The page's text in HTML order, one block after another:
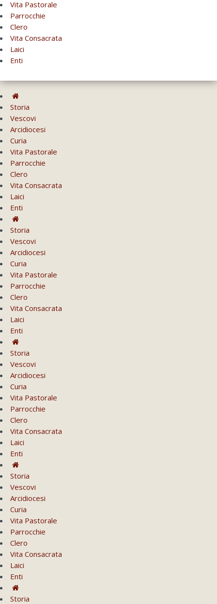
Vita Pastorale
Parrocchie
Clero
Vita Consacrata
Laici
Enti
Storia
Vescovi
Arcidiocesi
Curia
Vita Pastorale
Parrocchie
Clero
Vita Consacrata
Laici
Enti
Storia
Vescovi
Arcidiocesi
Curia
Vita Pastorale
Parrocchie
Clero
Vita Consacrata
Laici
Enti
Storia
Vescovi
Arcidiocesi
Curia
Vita Pastorale
Parrocchie
Clero
Vita Consacrata
Laici
Enti
Storia
Vescovi
Arcidiocesi
Curia
Vita Pastorale
Parrocchie
Clero
Vita Consacrata
Laici
Enti
Storia